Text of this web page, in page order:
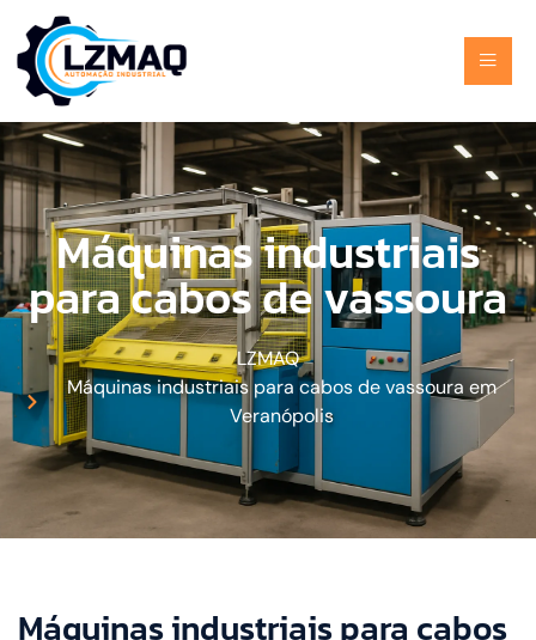
Máquinas industriais
para cabos de vassoura
LZMAQ
Máquinas industriais para cabos de vassoura em
Veranópolis
Máquinas industriais para cabos